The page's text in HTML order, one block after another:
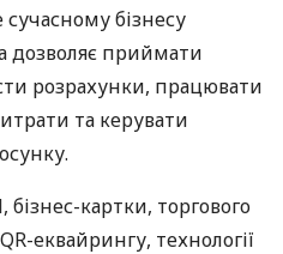
бізнесу
дозволяє приймати
розрахунки, працювати
та керувати
картки, торгового
еквайрингу, технології